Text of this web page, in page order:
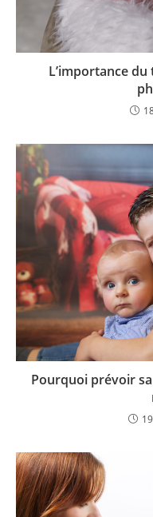
L’importance
Pourquoi prévoir